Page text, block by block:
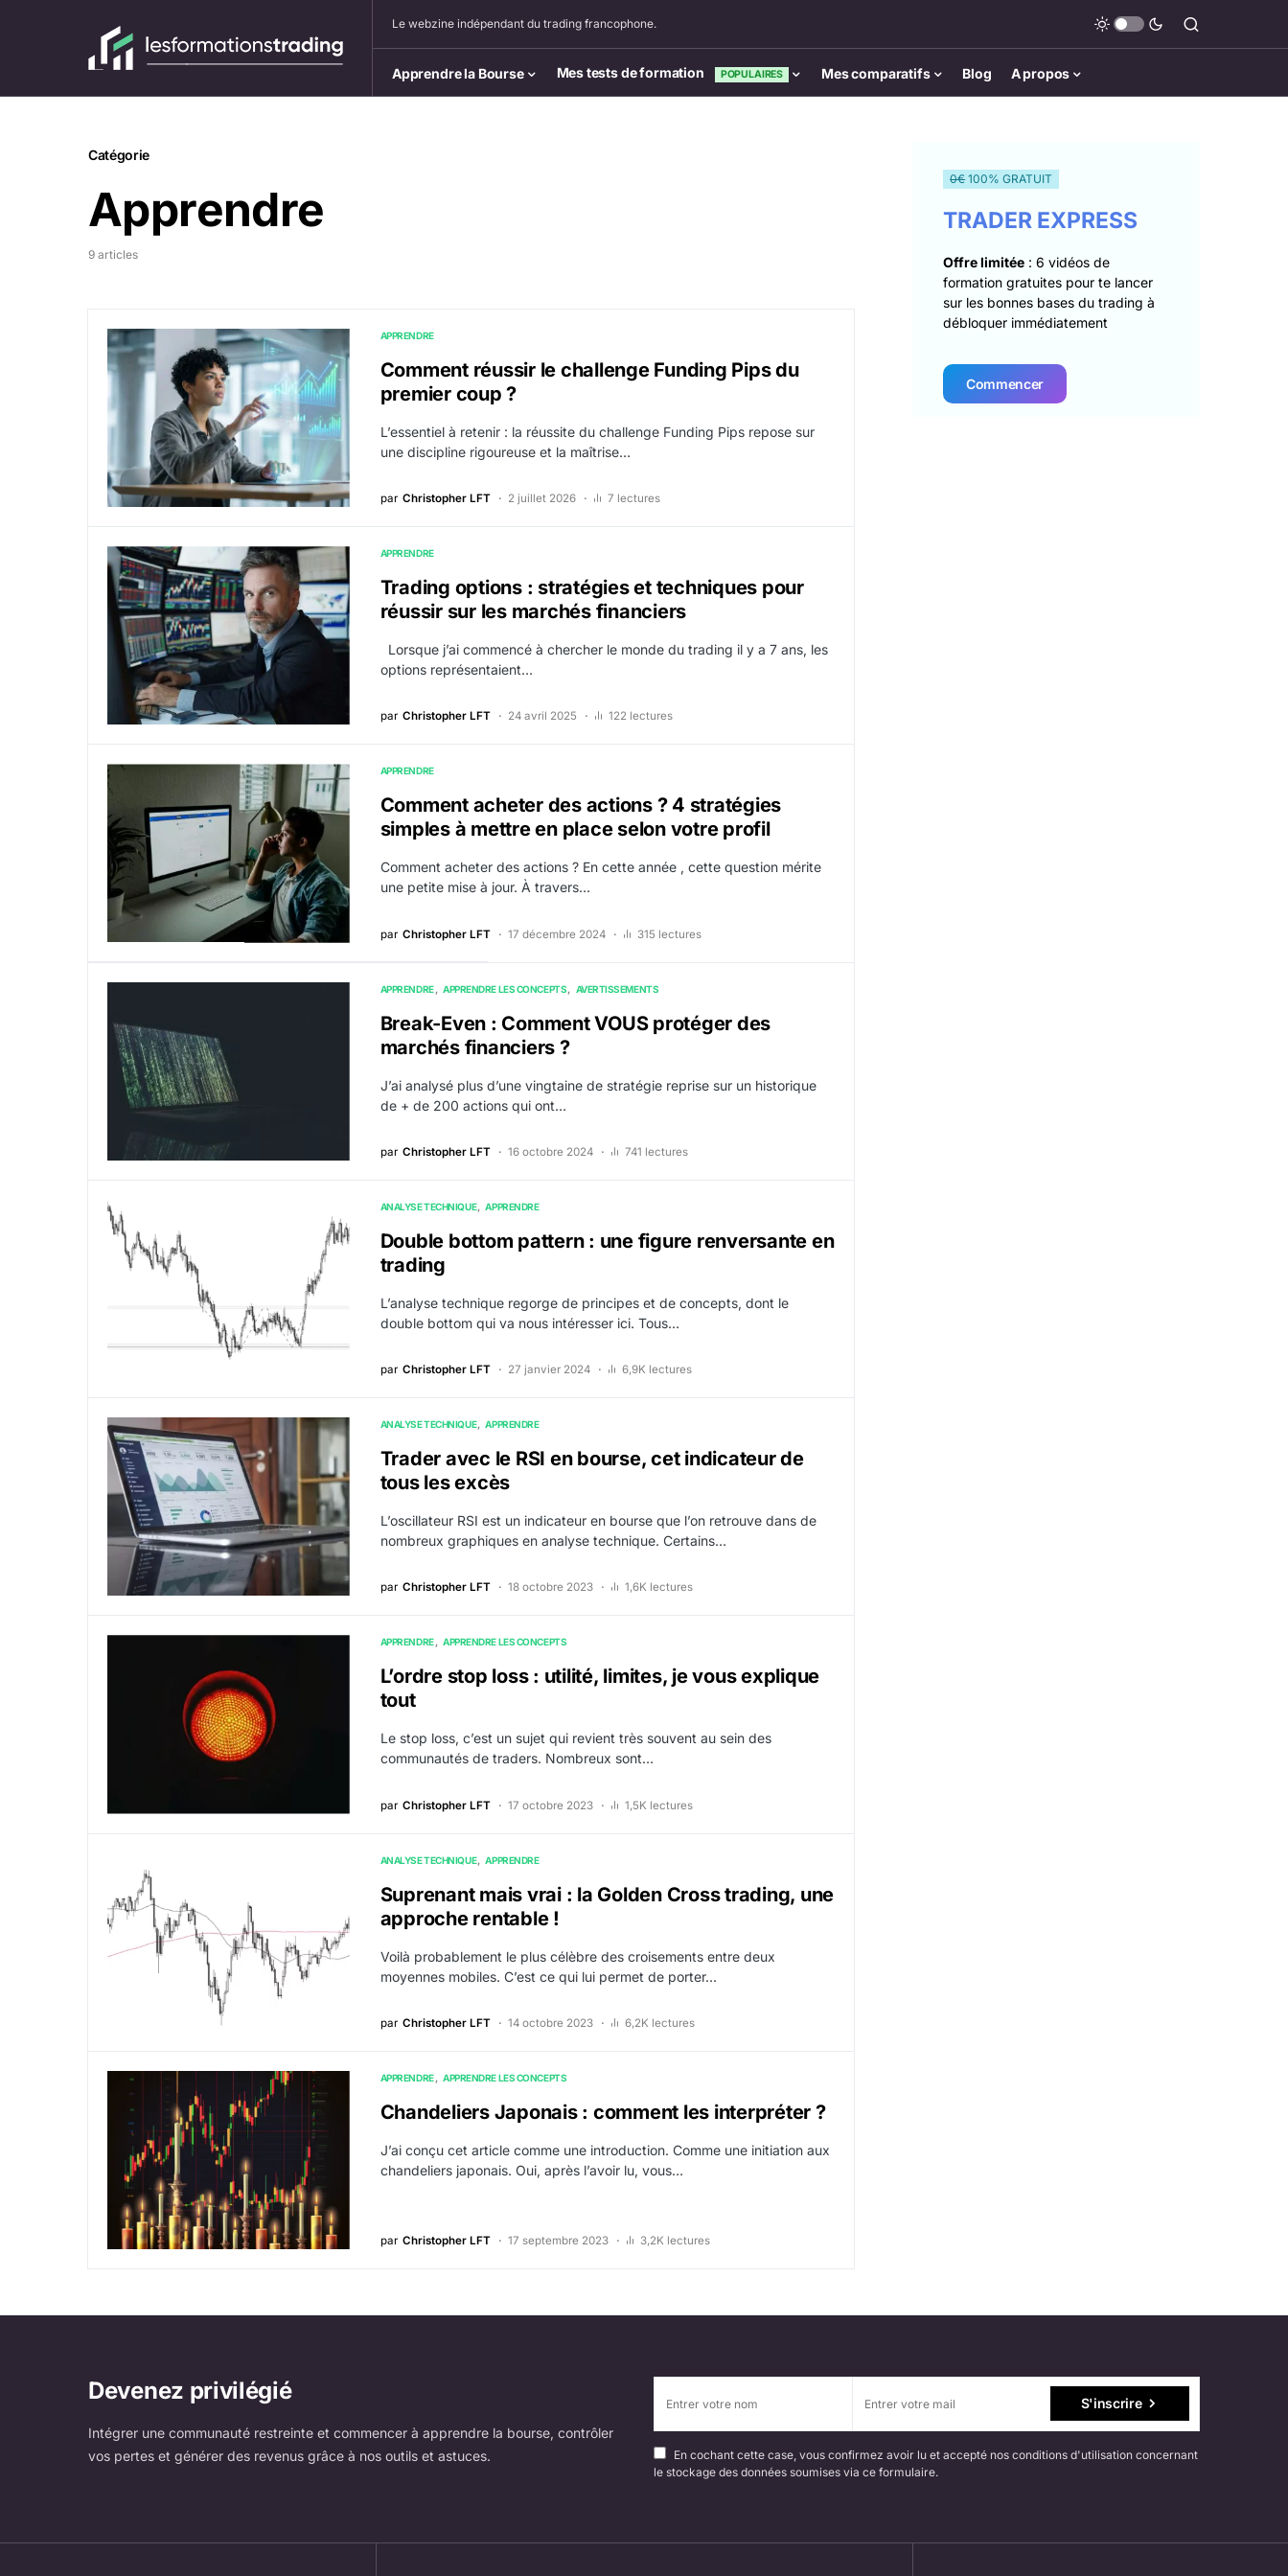
Le webzine indépendant du trading francophone.
Apprendre la Bourse Mes tests de formation POPULAIRES Mes comparatifs Blog A propos
Catégorie
Apprendre
9 articles
APPRENDRE
Comment réussir le challenge Funding Pips du
premier coup ?
L’essentiel à retenir : la réussite du challenge Funding Pips repose sur
une discipline rigoureuse et la maîtrise…
par Christopher LFT 2 juillet 2026 7 lectures
APPRENDRE
Trading options : stratégies et techniques pour
réussir sur les marchés financiers
Lorsque j’ai commencé à chercher le monde du trading il y a 7 ans, les
options représentaient…
par Christopher LFT 24 avril 2025 122 lectures
APPRENDRE
Comment acheter des actions ? 4 stratégies
simples à mettre en place selon votre profil
Comment acheter des actions ? En cette année , cette question mérite
une petite mise à jour. À travers…
par Christopher LFT 17 décembre 2024 315 lectures
APPRENDRE APPRENDRE LES CONCEPTS AVERTISSEMENTS
Break-Even : Comment VOUS protéger des
marchés financiers ?
J’ai analysé plus d’une vingtaine de stratégie reprise sur un historique
de + de 200 actions qui ont…
par Christopher LFT 16 octobre 2024 741 lectures
ANALYSE TECHNIQUE APPRENDRE
Double bottom pattern : une figure renversante en
trading
L’analyse technique regorge de principes et de concepts, dont le
double bottom qui va nous intéresser ici. Tous…
par Christopher LFT 27 janvier 2024 6,9K lectures
ANALYSE TECHNIQUE APPRENDRE
Trader avec le RSI en bourse, cet indicateur de
tous les excès
L’oscillateur RSI est un indicateur en bourse que l’on retrouve dans de
nombreux graphiques en analyse technique. Certains…
par Christopher LFT 18 octobre 2023 1,6K lectures
APPRENDRE APPRENDRE LES CONCEPTS
L’ordre stop loss : utilité, limites, je vous explique
tout
Le stop loss, c’est un sujet qui revient très souvent au sein des
communautés de traders. Nombreux sont…
par Christopher LFT 17 octobre 2023 1,5K lectures
ANALYSE TECHNIQUE APPRENDRE
Suprenant mais vrai : la Golden Cross trading, une
approche rentable !
Voilà probablement le plus célèbre des croisements entre deux
moyennes mobiles. C’est ce qui lui permet de porter…
par Christopher LFT 14 octobre 2023 6,2K lectures
APPRENDRE APPRENDRE LES CONCEPTS
Chandeliers Japonais : comment les interpréter ?
J’ai conçu cet article comme une introduction. Comme une initiation aux
chandeliers japonais. Oui, après l’avoir lu, vous…
par Christopher LFT 17 septembre 2023 3,2K lectures
0€100% GRATUIT
TRADER EXPRESS
Offre limitée : 6 vidéos de
formation gratuites pour te lancer
sur les bonnes bases du trading à
débloquer immédiatement
Commencer
Devenez privilégié
Intégrer une communauté restreinte et commencer à apprendre la bourse, contrôler
vos pertes et générer des revenus grâce à nos outils et astuces.
S'inscrire
En cochant cette case, vous confirmez avoir lu et accepté nos conditions d'utilisation concernant
le stockage des données soumises via ce formulaire.